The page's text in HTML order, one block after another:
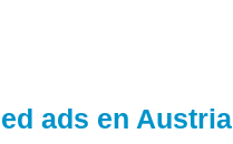
ads en Austria